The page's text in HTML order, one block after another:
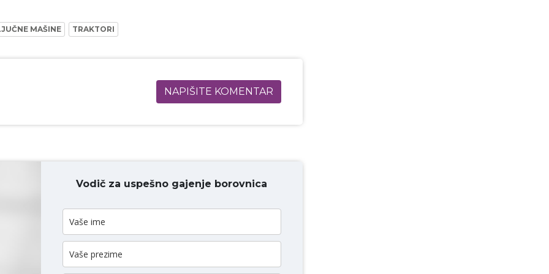
MAŠINE TRAKTORI
NAPIŠITE KOMENTAR
Vodič za uspešno gajenje borovnica